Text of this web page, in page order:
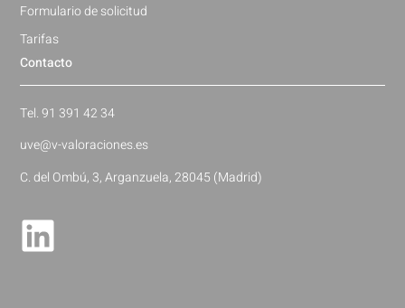
Contacto
Tel. 91 391 42 34
uve@v-valoraciones.es
C. del Ombú, 3, Arganzuela, 28045 (Madrid)
Formulario de solicitud
Tarifas